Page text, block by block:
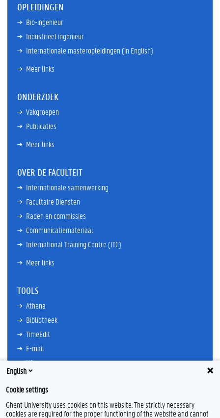
OPLEIDINGEN
Bio-ingenieur
Industrieel ingenieur
Internationale masteropleidingen (in English)
Meer links
ONDERZOEK
Vakgroepen
Publicaties
Meer links
OVER DE FACULTEIT
Internationale samenwerking
Facultaire Diensten
Raden en commissies
Communicatiemateriaal
International Training Centre (ITC)
Meer links
TOOLS
Athena
Bibliotheek
TimeEdit
E-mail
Ufora
Oasis
Research Explorer
English
Cookie settings
Ghent University uses cookies on this website. The strictly necessary
cookies are required for the proper functioning of the website and cannot